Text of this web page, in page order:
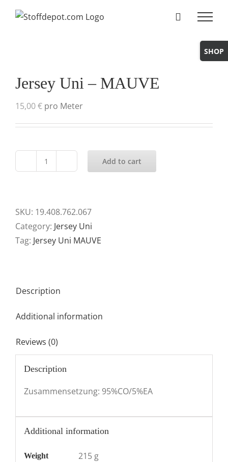
Jersey Uni – MAUVE
15,00€ pro Meter
Jersey
MAUVE
quantity
Add to cart
SKU: 19.408.762.067
Category: Jersey Uni
Tag: Jersey Uni MAUVE
Description
Additional information
Reviews (0)
Description
Zusammensetzung: 95%CO/5%EA
Additional information
Weight 215 g
Toggle
Sliding